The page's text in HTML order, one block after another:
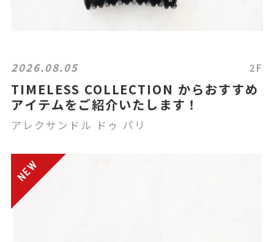
2026.08.05 2F
TIMELESS COLLECTION からおすすめ
アイテムをご紹介いたします！
アレクサンドル ドゥ パリ